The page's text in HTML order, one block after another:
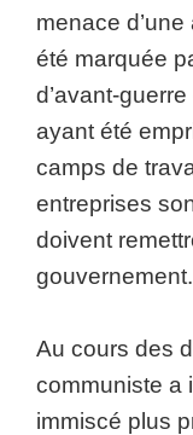
menace
été marquée
d’avant-
ayant été
camps de
entreprises
doivent
gouvernement.
Au cours des
communiste a
immiscé plus